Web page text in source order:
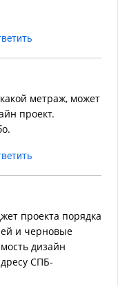
метраж, может
проект.
проекта порядка
и черновые
дизайн
СПБ-